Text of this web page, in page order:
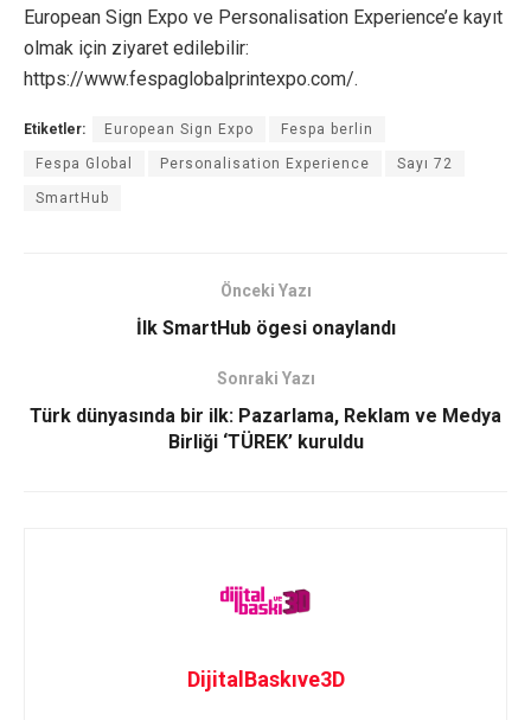
European Sign Expo ve Personalisation Experience’e kayıt
olmak için ziyaret edilebilir:
https://www.fespaglobalprintexpo.com/.
Etiketler: European Sign Expo Fespa berlin
Fespa Global Personalisation Experience Sayı 72
SmartHub
Önceki Yazı
İlk SmartHub ögesi onaylandı
Sonraki Yazı
Türk dünyasında bir ilk: Pazarlama, Reklam ve Medya
Birliği ‘TÜREK’ kuruldu
DijitalBaskıve3D